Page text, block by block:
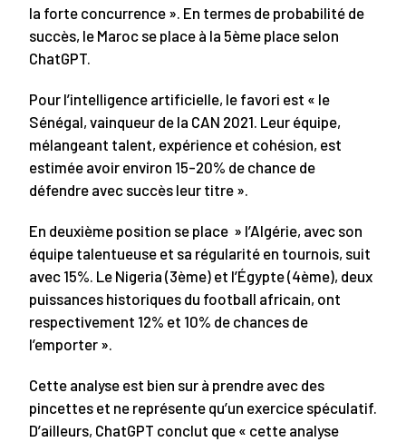
la forte concurrence ». En termes de probabilité de
succès, le Maroc se place à la 5ème place selon
ChatGPT.
Pour l’intelligence artificielle, le favori est « le
Sénégal, vainqueur de la CAN 2021. Leur équipe,
mélangeant talent, expérience et cohésion, est
estimée avoir environ 15-20% de chance de
défendre avec succès leur titre ».
En deuxième position se place » l’Algérie, avec son
équipe talentueuse et sa régularité en tournois, suit
avec 15%. Le Nigeria (3ème) et l’Égypte (4ème), deux
puissances historiques du football africain, ont
respectivement 12% et 10% de chances de
l’emporter ».
Cette analyse est bien sur à prendre avec des
pincettes et ne représente qu’un exercice spéculatif.
D’ailleurs, ChatGPT conclut que « cette analyse